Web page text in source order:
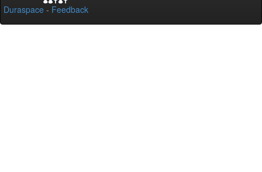
Duraspace - Feedback